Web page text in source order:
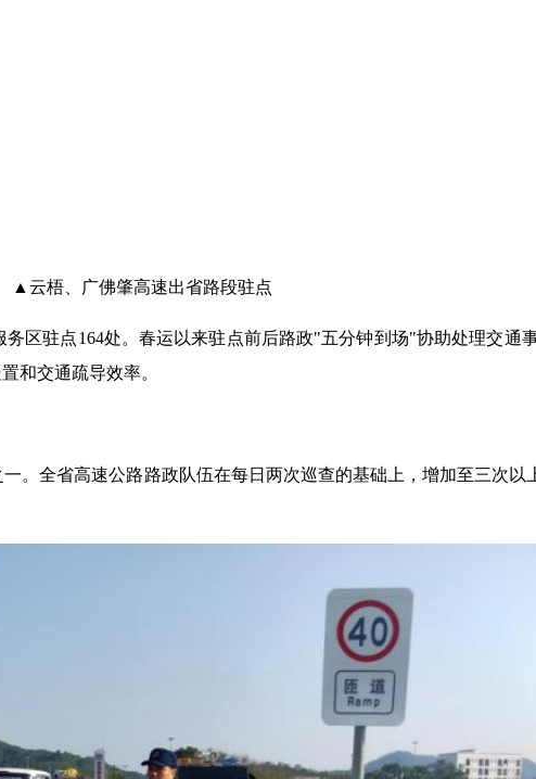
▲云梧、广佛肇高速出省路段驻点
区驻点164处。春运以来驻点前后路政"五分钟到场"协助处理交通
和交通疏导效率。
。全省高速公路路政队伍在每日两次巡查的基础上，增加至三次以